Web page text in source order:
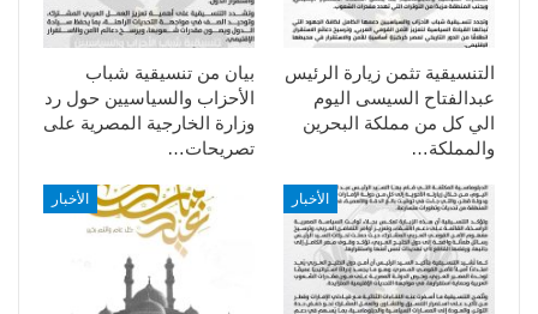
بيان من تنسيقية شباب
الأحزاب والسياسيين حول رد
وزارة الخارجية المصرية على
تصريحات…
التنسيقية تثمن زيارة الرئيس
عبدالفتاح السيسى اليوم
الي كل من مملكة البحرين
والمملكة…
الأخبار الأخبار